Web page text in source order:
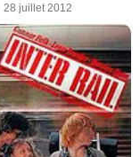
28 juillet 2012